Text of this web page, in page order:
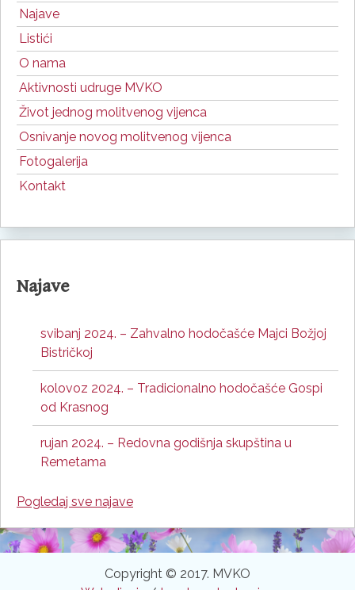
Najave
Listići
O nama
Aktivnosti udruge MVKO
Život jednog molitvenog vijenca
Osnivanje novog molitvenog vijenca
Fotogalerija
Kontakt
Najave
svibanj 2024. – Zahvalno hodočašće Majci Božjoj
Bistričkoj
kolovoz 2024. – Tradicionalno hodočašće Gospi
od Krasnog
rujan 2024. – Redovna godišnja skupština u
Remetama
Pogledaj sve najave
Copyright © 2017. MVKO